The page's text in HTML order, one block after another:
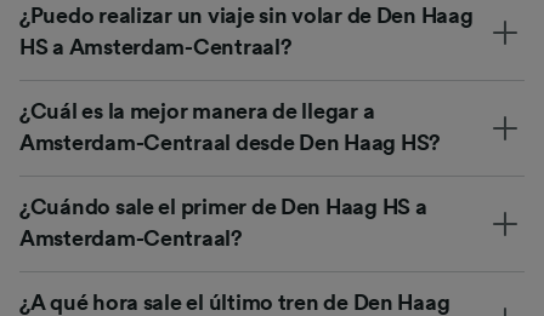
¿Puedo realizar un viaje sin volar de Den Haag
HS a Amsterdam-Centraal?
¿Cuál es la mejor manera de llegar a
Amsterdam-Centraal desde Den Haag HS?
¿Cuándo sale el primer de Den Haag HS a
Amsterdam-Centraal?
¿A qué hora sale el último tren de Den Haag